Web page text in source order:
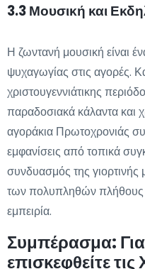
3.3 Μουσική και
Η ζωντανή μουσική είναι
ψυχαγωγίας στις αγορές.
χριστουγεννιάτικης
παραδοσιακά κάλαντα και
αγοράκια Πρωτοχρονιάς
εμφανίσεις από τοπικά
συνδυασμός της
των πολυπληθών πλήθους
εμπειρία.
Συμπέρασμα:
επισκεφθείτε